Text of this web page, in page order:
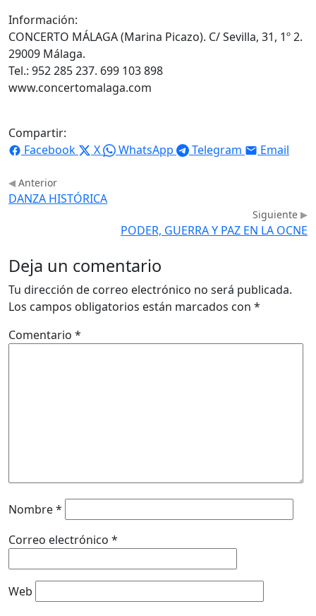
Información:
CONCERTO MÁLAGA (Marina Picazo). C/ Sevilla, 31, 1º 2.
29009 Málaga.
Tel.: 952 285 237. 699 103 898
www.concertomalaga.com
Compartir:
Facebook
X WhatsApp Telegram Email
Anterior
DANZA HISTÓRICA
Siguiente
PODER, GUERRA Y PAZ EN LA OCNE
Deja un comentario
Tu dirección de correo electrónico no será publicada.
Los campos obligatorios están marcados con *
Comentario *
Nombre*
Correo electrónico *
Web